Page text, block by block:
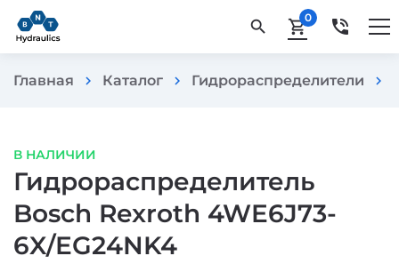
search shopping_cart0 phone_in_talk
Главная chevron_right Каталог chevron_right Гидрораспределители chevron_right
В НАЛИЧИИ
Гидрораспределитель
Bosch Rexroth 4WE6J73-
6X/EG24NK4